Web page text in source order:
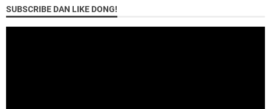
SUBSCRIBE DAN LIKE DONG!